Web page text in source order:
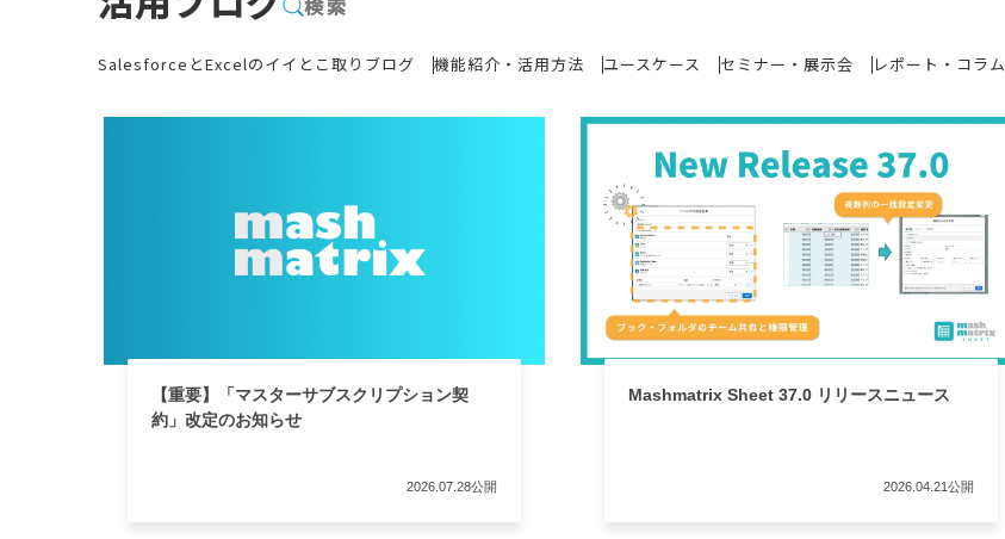
検索
SalesforceとExcelのイイとこ取りブログ 機能紹介・活用方法 ユースケース セミナー・展示会 レポート・コラム
【重要】「マスターサブスクリプション契
約」改定のお知らせ
2026.07.28公開
Mashmatrix Sheet 37.0 リリースニュース
2026.04.21公開